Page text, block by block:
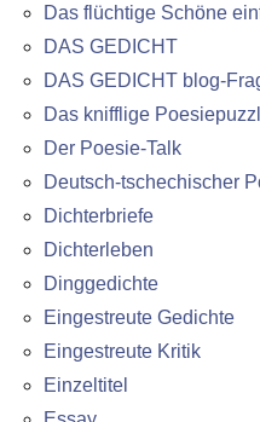
Das flüchtige Schöne
DAS GEDICHT
DAS GEDICHT blog-
Das knifflige
Der Poesie-Talk
Deutsch-tschechischer
Dichterbriefe
Dichterleben
Dinggedichte
Eingestreute Gedichte
Eingestreute Kritik
Einzeltitel